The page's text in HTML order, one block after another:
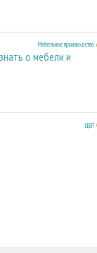
Мебельное производство
о мебели и
ЦБП